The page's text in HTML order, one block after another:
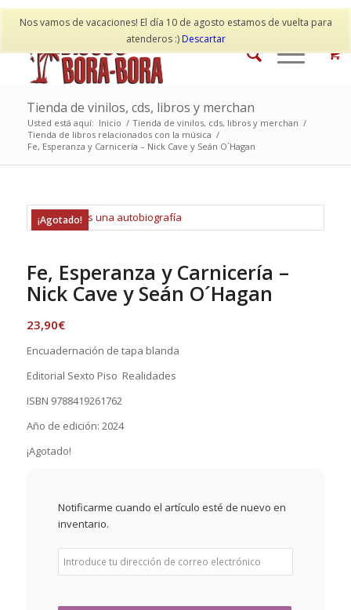
Nos vamos de vacaciones! El día 10 de agosto estamos de vuelta para
atenderos :)Descartar
Mi cuenta Contacto
Tienda de vinilos, cds, libros y merchan
Usted está aquí: Inicio / Tienda de vinilos, cds, libros y merchan /
Tienda de libros relacionados con la música /
Fe, Esperanza y Carnicería – Nick Cave y Seán O´Hagan
¡Agotado!
Fe, Esperanza y Carnicería –
Nick Cave y Seán O´Hagan
23,90€
Encuadernación de tapa blanda
Editorial Sexto Piso Realidades
ISBN 9788419261762
Año de edición: 2024
¡Agotado!
Notificarme cuando el artículo esté de nuevo en
inventario.